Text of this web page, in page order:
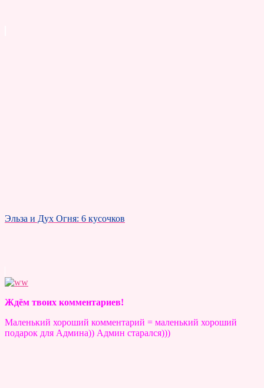
Эльза и Дух Огня: 6 кусочков
Ждём твоих комментариев!
Маленький хороший комментарий = маленький хороший
подарок для Админа)) Админ старался)))